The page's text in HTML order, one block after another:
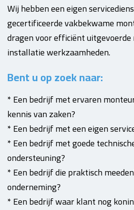
Wij hebben een eigen
gecertificeerde vakbekwame
dragen voor efficiënt
installatie werkzaamheden.
Bent u op zoek naar:
* Een bedrijf met ervaren
kennis van zaken?
* Een bedrijf met een eigen
* Een bedrijf met goede
ondersteuning?
* Een bedrijf die praktisch
onderneming?
* Een bedrijf waar klant nog